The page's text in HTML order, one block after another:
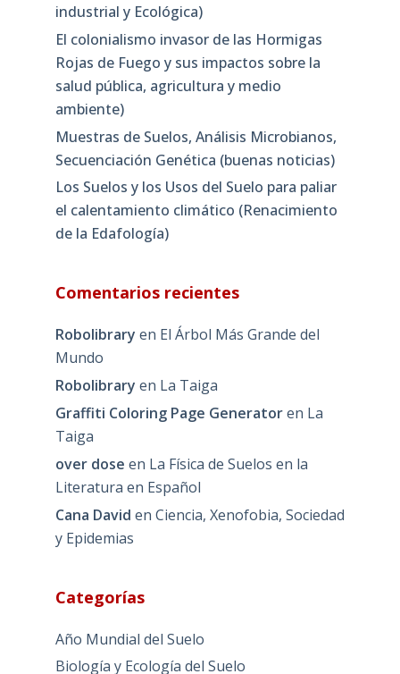
industrial y Ecológica)
El colonialismo invasor de las Hormigas
Rojas de Fuego y sus impactos sobre la
salud pública, agricultura y medio
ambiente)
Muestras de Suelos, Análisis Microbianos,
Secuenciación Genética (buenas noticias)
Los Suelos y los Usos del Suelo para paliar
el calentamiento climático (Renacimiento
de la Edafología)
Comentarios recientes
Robolibrary en El Árbol Más Grande del
Mundo
Robolibrary en La Taiga
Graffiti Coloring Page Generatoren La
Taiga
over dose en La Física de Suelos en la
Literatura en Español
Cana David en Ciencia, Xenofobia, Sociedad
y Epidemias
Categorías
Año Mundial del Suelo
Biología y Ecología del Suelo